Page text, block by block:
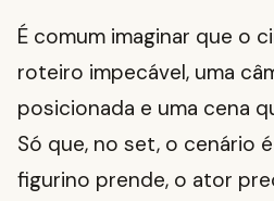
É comum imaginar que o
roteiro impecável, uma
posicionada e uma cena
Só que, no set, o cenário
figurino prende, o ator